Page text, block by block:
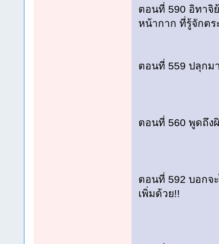
ตอนที่ 590 อิทาจิ
หน้ากาก ที่รู้จักตร
ตอนที่ 559 ปลุกม
ตอนที่ 560 พูดถึง
ตอนที่ 592 บอกจ
เพิ่มด้วย!!